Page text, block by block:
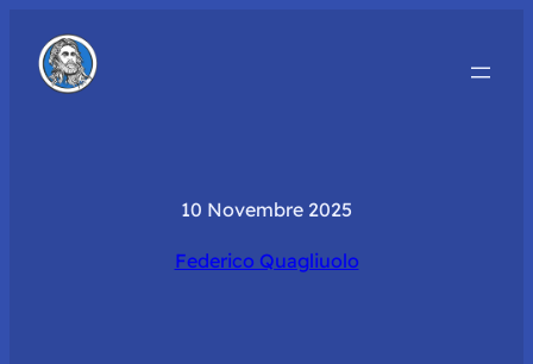
10 Novembre 2025
Federico Quagliuolo